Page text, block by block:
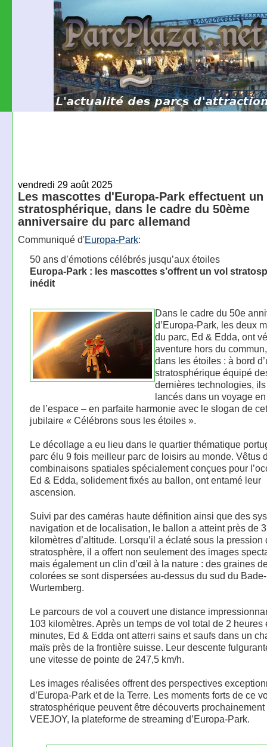
vendredi 29 août 2025
Les mascottes d'Europa-Park effectuent un
stratosphérique, dans le cadre du 50ème
anniversaire du parc allemand
Communiqué d'Europa-Park:
50 ans d’émotions célébrés jusqu’aux étoiles
Europa-Park : les mascottes s’offrent un vol
inédit
Dans le cadre du 50e
d’Europa-Park, les deux
du parc, Ed & Edda, ont
aventure hors du
dans les étoiles : à bord
stratosphérique équipé
dernières technologies,
lancés dans un voyage
de l’espace – en parfaite harmonie avec le slogan de
jubilaire « Célébrons sous les étoiles ».
Le décollage a eu lieu dans le quartier thématique
parc élu 9 fois meilleur parc de loisirs au monde. Vêtus
combinaisons spatiales spécialement conçues pour
Ed & Edda, solidement fixés au ballon, ont entamé leur
ascension.
Suivi par des caméras haute définition ainsi que des
navigation et de localisation, le ballon a atteint près de
kilomètres d’altitude. Lorsqu’il a éclaté sous la pression
stratosphère, il a offert non seulement des images
mais également un clin d’œil à la nature : des graines
colorées se sont dispersées au-dessus du sud du Bade-
Wurtemberg.
Le parcours de vol a couvert une distance
103 kilomètres. Après un temps de vol total de 2 heures
minutes, Ed & Edda ont atterri sains et saufs dans un
maïs près de la frontière suisse. Leur descente
une vitesse de pointe de 247,5 km/h.
Les images réalisées offrent des perspectives
d’Europa-Park et de la Terre. Les moments forts de ce
stratosphérique peuvent être découverts prochainement
VEEJOY, la plateforme de streaming d’Europa-Park.